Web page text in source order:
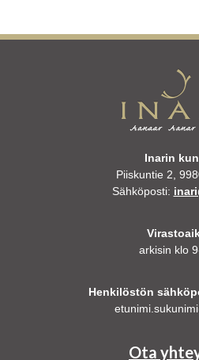
Inarin
Piiskuntie 2,
Sähköposti:
arkisin klo
Henkilöstön
Ota